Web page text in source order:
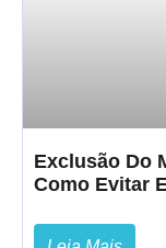
Exclusão Do
Como Evitar